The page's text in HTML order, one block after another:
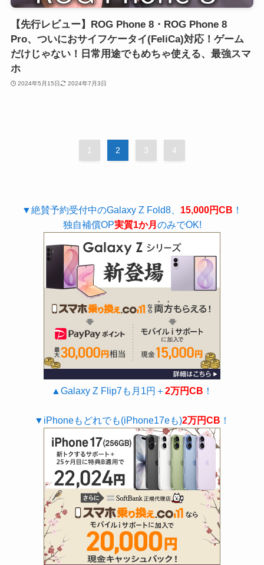
【先行レビュー】ROG Phone 8・ROG Phone 8
Pro、ついにおサイフケータイ(FeliCa)対応！ゲーム
だけじゃない！日常用途でもめちゃ使える、最強スマ
ホ
2024年5月15日 2024年7月3日
1 2 3 4
▼絶賛予約受付中のGalaxy Z Fold8、 15,000円CB ！
独自補償OP実質1か月 のみでOK!
▲Galaxy Z Flip7も月1円＋2万円CB ！
▼iPhoneもどれでも(iPhone17eも)2万円CB ！